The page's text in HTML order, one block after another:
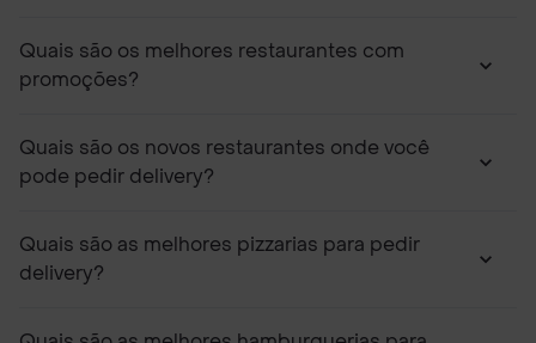
Quais são os melhores restaurantes com
promoções?
Quais são os novos restaurantes onde você
pode pedir delivery?
Quais são as melhores pizzarias para pedir
delivery?